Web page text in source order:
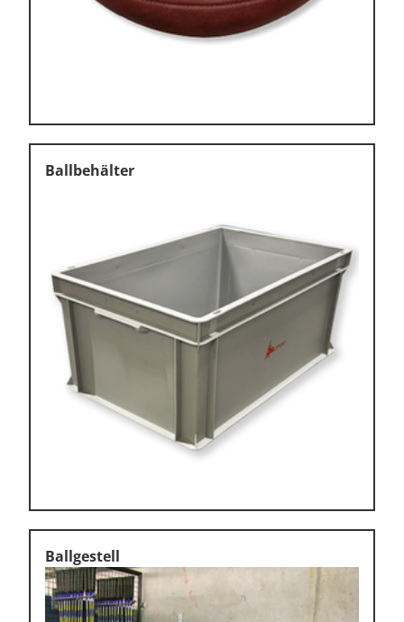
Klettern & Bouldern
Spielgeräte • Psychomotorik
Therapiebedarf
Training • Vereinsbedarf
Turnen • Gymnastik • Ballett
Volleyball • Beachvolleyball
Zu den Ersatzteilen
Zu den Print Medien
Ballbehälter
Ballgestell